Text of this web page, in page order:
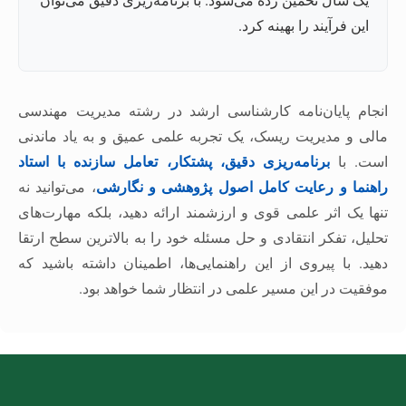
این فرآیند را بهینه کرد.
انجام پایان‌نامه کارشناسی ارشد در رشته مدیریت مهندسی
مالی و مدیریت ریسک، یک تجربه علمی عمیق و به یاد ماندنی
است. بابرنامه‌ریزی دقیق، پشتکار، تعامل سازنده با استاد
راهنما و رعایت کامل اصول پژوهشی و نگارشی، می‌توانید نه
تنها یک اثر علمی قوی و ارزشمند ارائه دهید، بلکه مهارت‌های
تحلیل، تفکر انتقادی و حل مسئله خود را به بالاترین سطح ارتقا
دهید. با پیروی از این راهنمایی‌ها، اطمینان داشته باشید که
موفقیت در این مسیر علمی در انتظار شما خواهد بود.